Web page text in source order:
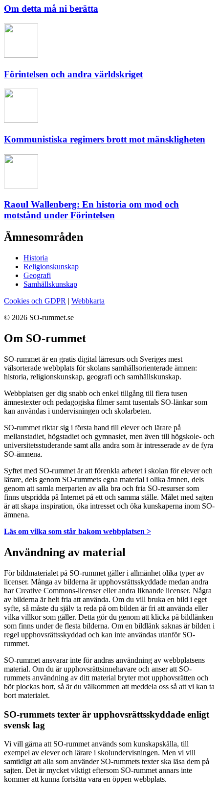
Om detta må ni berätta
Förintelsen och andra världskriget
Kommunistiska regimers brott mot mänskligheten
Raoul Wallenberg: En historia om mod och
motstånd under Förintelsen
Ämnesområden
Historia
Religionskunskap
Geografi
Samhällskunskap
Cookies och GDPR | Webbkarta
© 2026 SO-rummet.se
Om SO-rummet
SO-rummet är en gratis digital lärresurs och Sveriges mest
välsorterade webbplats för skolans samhällsorienterade ämnen:
historia, religionskunskap, geografi och samhällskunskap.
Webbplatsen ger dig snabb och enkel tillgång till flera tusen
ämnestexter och pedagogiska filmer samt tusentals SO-länkar som
kan användas i undervisningen och skolarbeten.
SO-rummet riktar sig i första hand till elever och lärare på
mellanstadiet, högstadiet och gymnasiet, men även till högskole- och
universitetsstuderande samt alla andra som är intresserade av de fyra
SO-ämnena.
Syftet med SO-rummet är att förenkla arbetet i skolan för elever och
lärare, dels genom SO-rummets egna material i olika ämnen, dels
genom att samla merparten av alla bra och fria SO-resurser som
finns utspridda på Internet på ett och samma ställe. Målet med sajten
är att skapa inspiration, öka intresset och öka kunskaperna inom SO-
ämnena.
Läs om vilka som står bakom webbplatsen >
Användning av material
För bildmaterialet på SO-rummet gäller i allmänhet olika typer av
licenser. Många av bilderna är upphovsrättsskyddade medan andra
har Creative Commons-licenser eller andra liknande licenser. Några
av bilderna är helt fria att använda. Om du vill bruka en bild i eget
syfte, så måste du själv ta reda på om bilden är fri att använda eller
vilka villkor som gäller. Detta gör du genom att klicka på bildlänken
som finns under de flesta bilderna. Om en bildlänk saknas är bilden i
regel upphovsrättsskyddad och kan inte användas utanför SO-
rummet.
SO-rummet ansvarar inte för andras användning av webbplatsens
material. Om du är upphovsrättsinnehavare och anser att SO-
rummets användning av ditt material bryter mot upphovsrätten och
bör plockas bort, så är du välkommen att meddela oss så att vi kan ta
bort materialet.
SO-rummets texter är upphovsrättsskyddade enligt
svensk lag
Vi vill gärna att SO-rummet används som kunskapskälla, till
exempel av elever och lärare i skolundervisningen. Men vi vill
samtidigt att alla som använder SO-rummets texter ska läsa dem på
sajten. Det är mycket viktigt eftersom SO-rummet annars inte
kommer att kunna fortsätta vara en öppen webbplats.